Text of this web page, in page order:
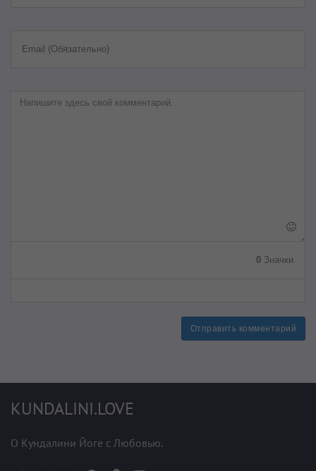
Email (Обязательно)
0 Значки
Отправить комментарий
KUNDALINI.LOVE
О Кундалини Йоге с Любовью.